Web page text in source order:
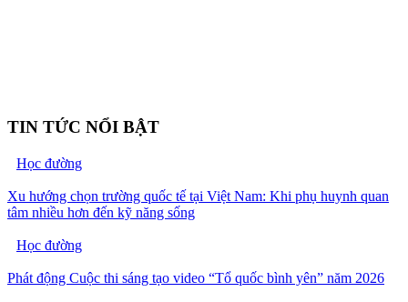
TIN TỨC NỔI BẬT
Học đường
Xu hướng chọn trường quốc tế tại Việt Nam: Khi phụ huynh quan
tâm nhiều hơn đến kỹ năng sống
Học đường
Phát động Cuộc thi sáng tạo video “Tổ quốc bình yên” năm 2026